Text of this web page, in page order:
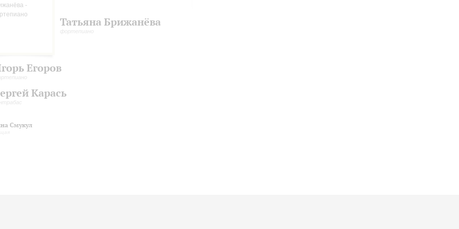
Татьяна Брижанёва
фортепиано
Егоров
Карась
Смукул